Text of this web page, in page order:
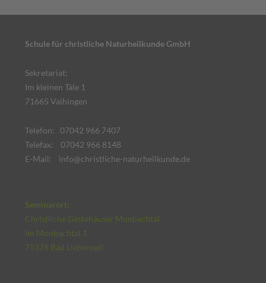
Schule für christliche Naturheilkunde GmbH
Sekretariat:
Im kleinen Täle 1
71665 Vaihingen
Telefon: 07042 966 7407
Telefax: 07042 966 8148
E-Mail: info@christliche-naturheilkunde.de
Seminarort:
Christliche Gästehäuser Monbachtal
Im Monbachtal 1
75378 Bad Liebenzell